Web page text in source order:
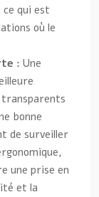
ce qui est
où le
: Une
bonne
de surveiller
une prise en
et la